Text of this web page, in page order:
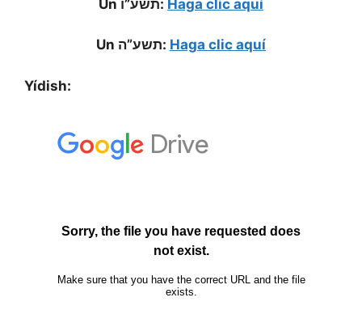
Un תשע”ו: Haga clic aquí
Un תשע”ה: Haga clic aquí
Yídish: